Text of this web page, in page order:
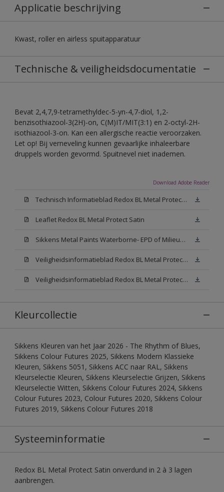
Applicatie beschrijving
Kwast, roller en airless spuitapparatuur
Technische & veiligheidsdocumentatie
Bevat 2,4,7,9-tetramethyldec-5-yn-4,7-diol, 1,2-
benzisothiazool-3(2H)-on, C(M)IT/MIT(3:1) en 2-octyl-2H-
isothiazool-3-on. Kan een allergische reactie veroorzaken.
Let op! Bij verneveling kunnen gevaarlijke inhaleerbare
druppels worden gevormd. Spuitnevel niet inademen.
Download Adobe Reader
Technisch Informatieblad Redox BL Metal Protect (PDF)
Leaflet Redox BL Metal Protect Satin
Sikkens Metal Paints Waterborne- EPD of Milieuproductverklaring
Veiligheidsinformatieblad Redox BL Metal Protect Satin N00 (MSDS)
Veiligheidsinformatieblad Redox BL Metal Protect Satin White W05 (MSDS)
Kleurcollectie
Sikkens Kleuren van het Jaar 2026 - The Rhythm of Blues,
Sikkens Colour Futures 2025, Sikkens Modern Klassieke
Kleuren, Sikkens 5051, Sikkens ACC naar RAL, Sikkens
Kleurselectie Kleuren, Sikkens Kleurselectie Grijzen, Sikkens
Kleurselectie Witten, Sikkens Colour Futures 2024, Sikkens
Colour Futures 2023, Colour Futures 2020, Sikkens Colour
Futures 2019, Sikkens Colour Futures 2018
Systeeminformatie
Redox BL Metal Protect Satin onverdund in 2 à 3 lagen
aanbrengen.